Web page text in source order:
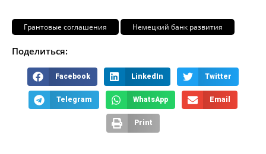
Грантовые соглашения Немецкий банк развития
Поделиться:
Facebook LinkedIn Twitter
Telegram WhatsApp Email
Print